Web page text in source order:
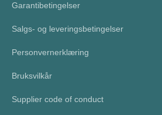
Garantibetingelser
Salgs- og leveringsbetingelser
Personvernerklæring
Bruksvilkår
Supplier code of conduct